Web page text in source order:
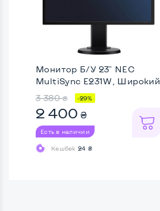
Монитор Б/У 23" NEC
MultiSync E231W, Широкий
...
3 380 ₴ -29%
2 400 ₴
Есть в наличии
Кешбек 24 ₴